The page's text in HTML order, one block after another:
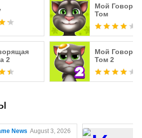
Мой
Том
2
Мой
Том 2
News August 3, 2026